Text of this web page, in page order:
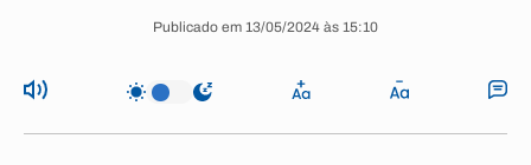
Publicado em 13/05/2024 às 15:10